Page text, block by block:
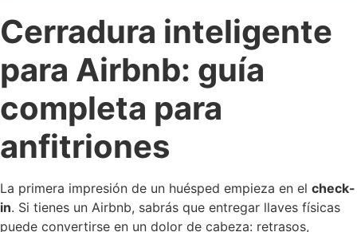
Cerradura inteligente
para Airbnb: guía
completa para
anfitriones
La primera impresión de un huésped empieza en el check-
in. Si tienes un Airbnb, sabrás que entregar llaves físicas
puede convertirse en un dolor de cabeza: retrasos,